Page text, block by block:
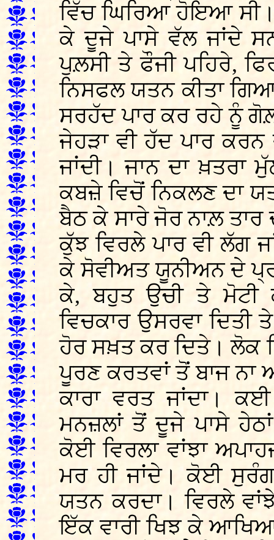
ਵਿੱਚ ਘਿਰਿਆ ਹੋਇਆ
ਕੇ ਦੂਜੇ ਪਾਸੇ ਵੱਲ ਜਾਂਦੇ
ਪੁਲ਼ਸੀ ਤੇ ਫੌਜੀ ਪਹਿਰੇ,
ਨਿਸਫਲ ਯਤਨ ਕੀਤਾ
ਸਰਹੱਦ ਪਾਰ ਕਰ ਰਹੇ ਨੂੰ
ਜੇਹੜਾ ਵੀ ਹੱਦ ਪਾਰ ਕਰਨ
ਜਾਂਦੀ। ਜਾਨ ਦਾ ਖ਼ਤਰਾ
ਕਬਜ਼ੇ ਵਿਚੋਂ ਨਿਕਲਣ ਦਾ
ਬੈਠ ਕੇ ਸਾਰੇ ਜੋਰ ਨਾਲ਼
ਕੁੱਝ ਵਿਰਲੇ ਪਾਰ ਵੀ ਲੱਗ
ਕੇ ਸੋਵੀਅਤ ਯੂਨੀਅਨ ਦੇ
ਕੇ, ਬਹੁਤ ਉਚੀ ਤੇ ਮੋਟੀ
ਵਿਚਕਾਰ ਉਸਰਵਾ ਦਿਤੀ
ਹੋਰ ਸਖ਼ਤ ਕਰ ਦਿਤੇ। ਲੋਕ
ਪੂਰਣ ਕਰਤਵਾਂ ਤੋਂ ਬਾਜ
ਕਾਰਾ ਵਰਤ ਜਾਂਦਾ।
ਮਨਜ਼ਲਾਂ ਤੋਂ ਦੂਜੇ ਪਾਸੇ
ਕੋਈ ਵਿਰਲਾ ਵਾਂਝਾ
ਮਰ ਹੀ ਜਾਂਦੇ। ਕੋਈ
ਯਤਨ ਕਰਦਾ। ਵਿਰਲੇ
ਇੱਕ ਵਾਰੀ ਖਿਝ ਕੇ